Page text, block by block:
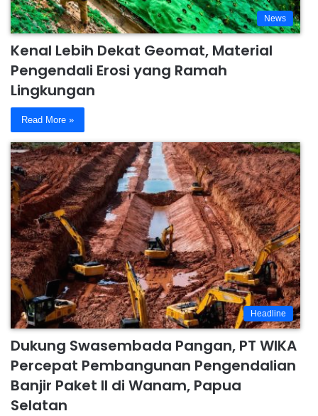
News
Kenal Lebih Dekat Geomat, Material
Pengendali Erosi yang Ramah
Lingkungan
Read More »
Headline
Dukung Swasembada Pangan, PT WIKA
Percepat Pembangunan Pengendalian
Banjir Paket II di Wanam, Papua
Selatan